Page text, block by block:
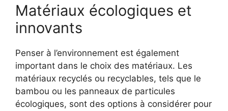
Matériaux écologiques et
innovants
Penser à l’environnement est également
important dans le choix des matériaux. Les
matériaux recyclés ou recyclables, tels que le
bambou ou les panneaux de particules
écologiques, sont des options à considérer pour